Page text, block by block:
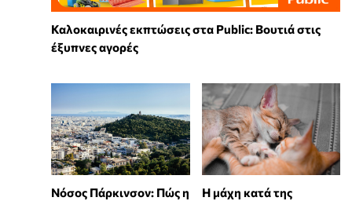
Καλοκαιρινές εκπτώσεις στα Public: Βουτιά στις
έξυπνες αγορές
Νόσος Πάρκινσον: Πώς η Η μάχη κατά της